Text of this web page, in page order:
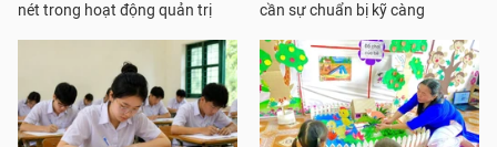
nét trong hoạt động quản trị
cần sự chuẩn bị kỹ càng